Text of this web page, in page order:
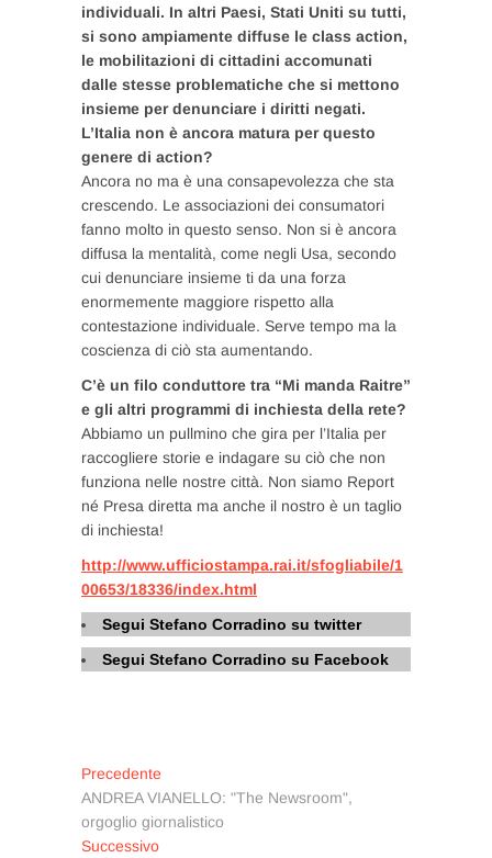
individuali. In altri Paesi, Stati Uniti su tutti,
si sono ampiamente diffuse le class action,
le mobilitazioni di cittadini accomunati
dalle stesse problematiche che si mettono
insieme per denunciare i diritti negati.
L’Italia non è ancora matura per questo
genere di action?
Ancora no ma è una consapevolezza che sta
crescendo. Le associazioni dei consumatori
fanno molto in questo senso. Non si è ancora
diffusa la mentalità, come negli Usa, secondo
cui denunciare insieme ti da una forza
enormemente maggiore rispetto alla
contestazione individuale. Serve tempo ma la
coscienza di ciò sta aumentando.
C’è un filo conduttore tra “Mi manda Raitre”
e gli altri programmi di inchiesta della rete?
Abbiamo un pullmino che gira per l’Italia per
raccogliere storie e indagare su ciò che non
funziona nelle nostre città. Non siamo Report
né Presa diretta ma anche il nostro è un taglio
di inchiesta!
http://www.ufficiostampa.rai.it/sfogliabile/1
00653/18336/index.html
Segui Stefano Corradino su twitter
Segui Stefano Corradino su Facebook
Navigazione
articoli
Precedente
precedente:
ANDREA VIANELLO: "The Newsroom",
orgoglio giornalistico
SuccessivoArticolo